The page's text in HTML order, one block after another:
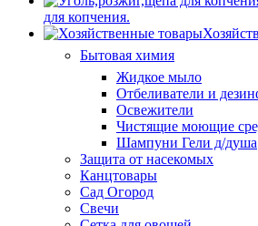
для копчения.
Бытовая химия
Жидкое мыло
Отбеливатели и
Освежители
Чистящие моющие
Шампуни Гели д/душа
Защита от насекомых
Канцтовары
Сад Огород
Свечи